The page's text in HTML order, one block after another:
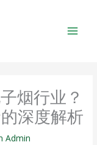
烟行业？
深度解析
Admin